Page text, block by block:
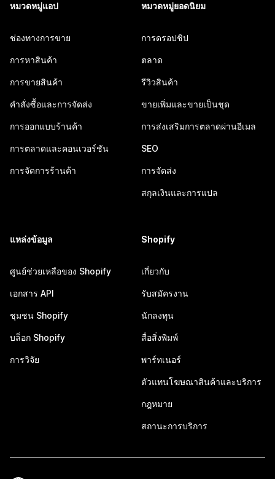
หมวดหมู่แอป
ช่องทางการขาย
การหาสินค้า
การขายสินค้า
คำสั่งซื้อและการจัดส่ง
การออกแบบร้านค้า
การตลาดและคอนเวอร์ชัน
การจัดการร้านค้า
หมวดหมู่ยอดนิยม
การดรอปชิป
ตลาด
รีวิวสินค้า
ขายเพิ่มและขายเป็นชุด
การส่งเสริมการตลาดผ่านอีเมล
SEO
การจัดส่ง
สกุลเงินและการแปล
แหล่งข้อมูล
ศูนย์ช่วยเหลือของ Shopify
เอกสาร API
ชุมชน Shopify
บล็อก Shopify
การวิจัย
Shopify
เกี่ยวกับ
รับสมัครงาน
นักลงทุน
สื่อสิ่งพิมพ์
พาร์ทเนอร์
ตัวแทนโฆษณาสินค้าและบริการ
กฎหมาย
สถานะการบริการ